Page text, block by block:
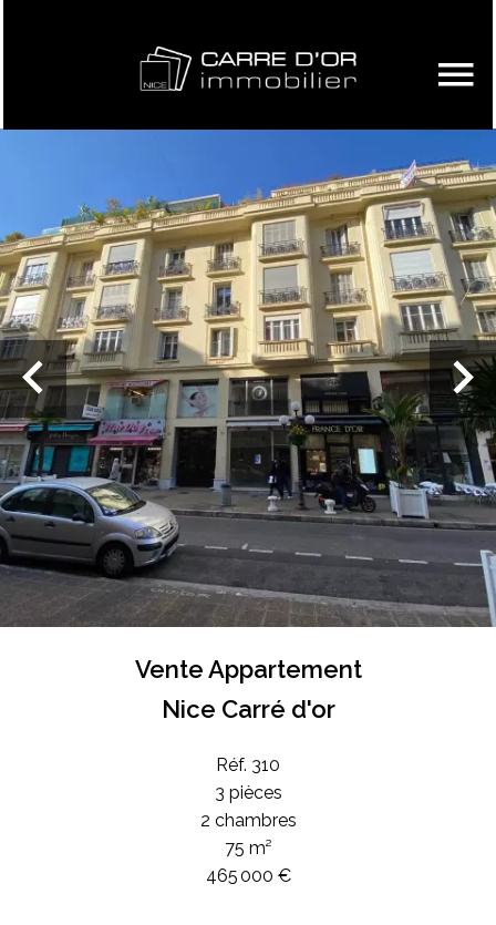
Vente Appartement
Nice Carré d'or
Réf. 310
3 pièces
2 chambres
75 m²
465 000 €